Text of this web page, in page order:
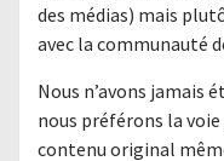
des médias) mais
avec la communauté
Nous n’avons jamais
nous préférons la
contenu original